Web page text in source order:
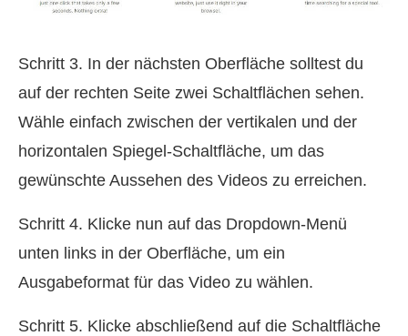
Schritt 3. In der nächsten Oberfläche solltest du
auf der rechten Seite zwei Schaltflächen sehen.
Wähle einfach zwischen der vertikalen und der
horizontalen Spiegel-Schaltfläche, um das
gewünschte Aussehen des Videos zu erreichen.
Schritt 4. Klicke nun auf das Dropdown-Menü
unten links in der Oberfläche, um ein
Ausgabeformat für das Video zu wählen.
Schritt 5. Klicke abschließend auf die Schaltfläche